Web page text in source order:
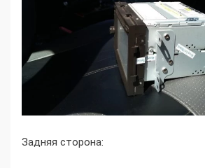
Задняя сторона: